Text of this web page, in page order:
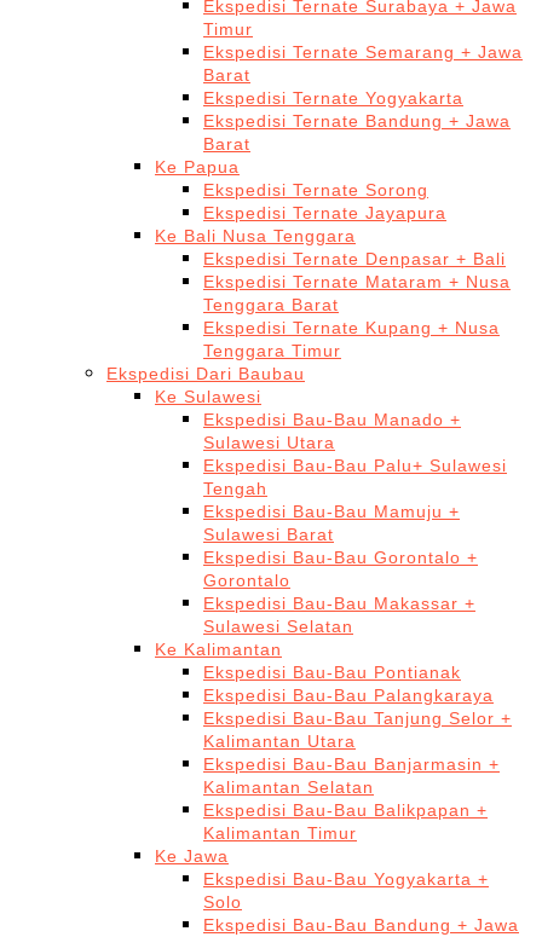
Ekspedisi Ternate Surabaya + Jawa
Timur
Ekspedisi Ternate Semarang + Jawa
Barat
Ekspedisi Ternate Yogyakarta
Ekspedisi Ternate Bandung + Jawa
Barat
Ke Papua
Ekspedisi Ternate Sorong
Ekspedisi Ternate Jayapura
Ke Bali Nusa Tenggara
Ekspedisi Ternate Denpasar + Bali
Ekspedisi Ternate Mataram + Nusa
Tenggara Barat
Ekspedisi Ternate Kupang + Nusa
Tenggara Timur
Ekspedisi Dari Baubau
Ke Sulawesi
Ekspedisi Bau-Bau Manado +
Sulawesi Utara
Ekspedisi Bau-Bau Palu+ Sulawesi
Tengah
Ekspedisi Bau-Bau Mamuju +
Sulawesi Barat
Ekspedisi Bau-Bau Gorontalo +
Gorontalo
Ekspedisi Bau-Bau Makassar +
Sulawesi Selatan
Ke Kalimantan
Ekspedisi Bau-Bau Pontianak
Ekspedisi Bau-Bau Palangkaraya
Ekspedisi Bau-Bau Tanjung Selor +
Kalimantan Utara
Ekspedisi Bau-Bau Banjarmasin +
Kalimantan Selatan
Ekspedisi Bau-Bau Balikpapan +
Kalimantan Timur
Ke Jawa
Ekspedisi Bau-Bau Yogyakarta +
Solo
Ekspedisi Bau-Bau Bandung + Jawa